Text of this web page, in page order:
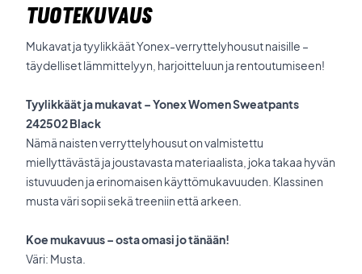
TUOTEKUVAUS
Mukavat ja tyylikkäät Yonex-verryttelyhousut naisille –
täydelliset lämmittelyyn, harjoitteluun ja rentoutumiseen!
Tyylikkäät ja mukavat – Yonex Women Sweatpants
242502 Black
Nämä naisten verryttelyhousut on valmistettu
miellyttävästä ja joustavasta materiaalista, joka takaa hyvän
istuvuuden ja erinomaisen käyttömukavuuden. Klassinen
musta väri sopii sekä treeniin että arkeen.
Koe mukavuus – osta omasi jo tänään!
Väri: Musta.